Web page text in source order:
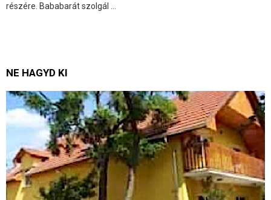
részére. Bababarát szolgál ...
NE HAGYD KI